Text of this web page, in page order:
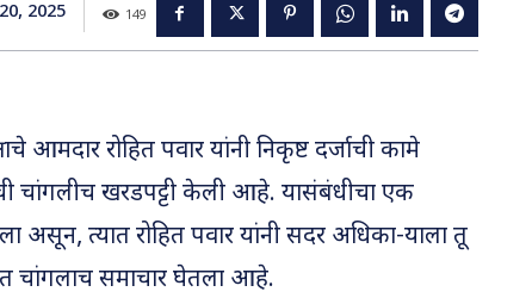
2025 149
आमदार रोहित पवार यांनी निकृष्ट दर्जाची कामे
चांगलीच खरडपट्टी केली आहे. यासंबंधीचा एक
असून, त्यात रोहित पवार यांनी सदर अधिका-याला तू
चांगलाच समाचार घेतला आहे.